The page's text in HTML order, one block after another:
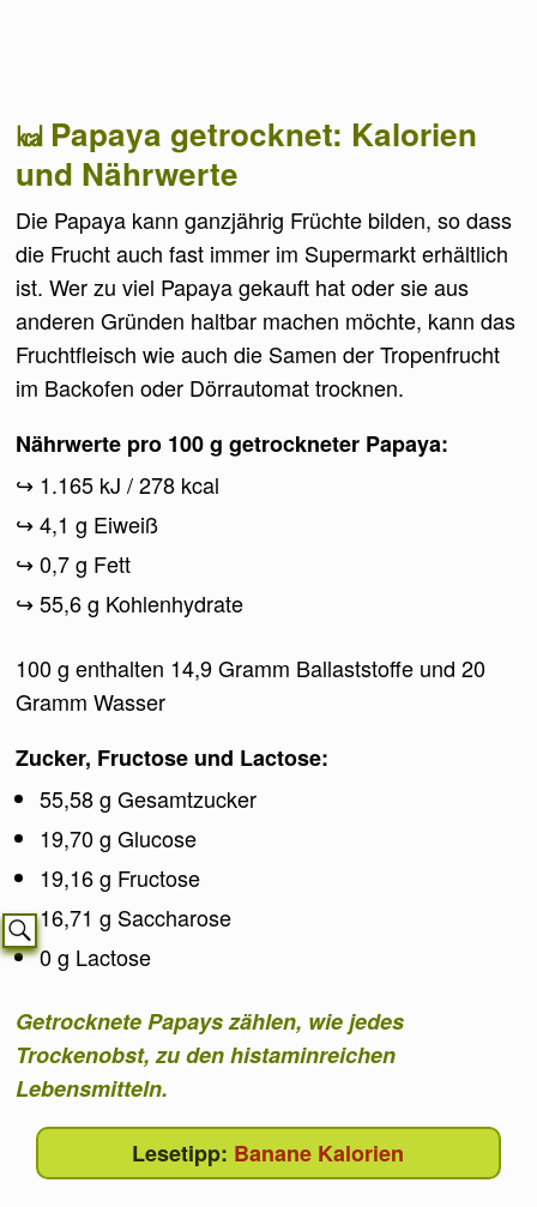
Papaya getrocknet: Kalorien
und Nährwerte
Die Papaya kann ganzjährig Früchte bilden, so dass
die Frucht auch fast immer im Supermarkt erhältlich
ist. Wer zu viel Papaya gekauft hat oder sie aus
anderen Gründen haltbar machen möchte, kann das
Fruchtfleisch wie auch die Samen der Tropenfrucht
im Backofen oder Dörrautomat trocknen.
Nährwerte pro 100 g getrockneter Papaya:
1.165 kJ / 278 kcal
4,1 g Eiweiß
0,7 g Fett
55,6 g Kohlenhydrate
100 g enthalten 14,9 Gramm Ballaststoffe und 20
Gramm Wasser
Zucker, Fructose und Lactose:
55,58 g Gesamtzucker
19,70 g Glucose
19,16 g Fructose
16,71 g Saccharose
0 g Lactose
Getrocknete Papays zählen, wie jedes
Trockenobst, zu den histaminreichen
Lebensmitteln.
Banane Kalorien